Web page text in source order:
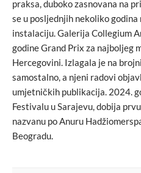
praksa, duboko zasnovana na
se u posljednjih nekoliko godina
instalaciju. Galerija Collegium
godine Grand Prix za najboljeg
Hercegovini. Izlagala je na
samostalno, a njeni radovi
umjetničkih publikacija. 2024.
Festivalu u Sarajevu, dobija
nazvanu po Anuru
Beogradu.